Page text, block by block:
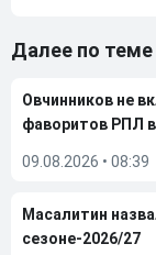
Далее по теме
Овчинников не
фаворитов РПЛ
09.08.2026 • 08:39
Масалитин
сезоне-2026/27